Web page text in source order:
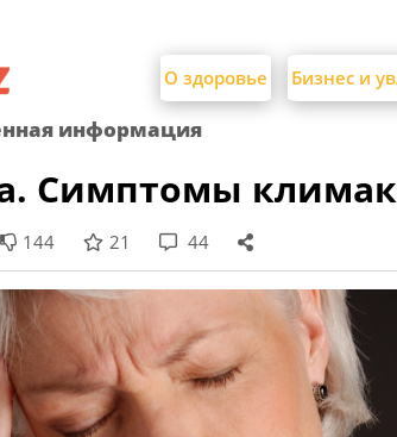
О здоровье Бизнес и
информация
Симптомы
144 21 44